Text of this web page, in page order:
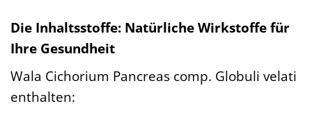
Die Inhaltsstoffe: Natürliche Wirkstoffe für
Ihre Gesundheit
Wala Cichorium Pancreas comp. Globuli velati
enthalten: